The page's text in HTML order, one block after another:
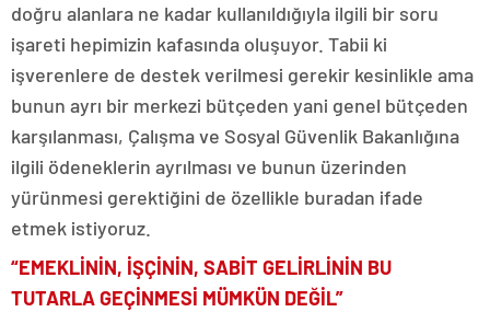
doğru alanlara ne kadar kullanıldığıyla ilgili bir soru
işareti hepimizin kafasında oluşuyor. Tabii ki
işverenlere de destek verilmesi gerekir kesinlikle ama
bunun ayrı bir merkezi bütçeden yani genel bütçeden
karşılanması, Çalışma ve Sosyal Güvenlik Bakanlığına
ilgili ödeneklerin ayrılması ve bunun üzerinden
yürünmesi gerektiğini de özellikle buradan ifade
etmek istiyoruz.
“EMEKLİNİN, İŞÇİNİN, SABİT GELİRLİNİN BU
TUTARLA GEÇİNMESİ MÜMKÜN DEĞİL”